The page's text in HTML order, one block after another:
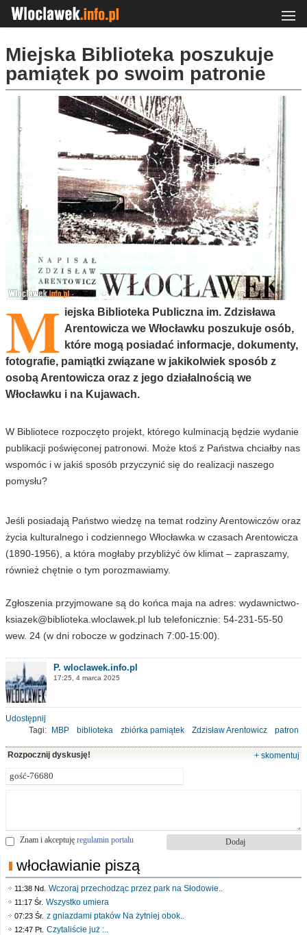
Miejska Biblioteka poszukuje
pamiątek po swoim patronie
M iejska Biblioteka Publiczna im. Zdzisława
Arentowicza we Włocławku poszukuje osób,
które mogą posiadać informacje, dokumenty,
fotografie, pamiątki związane w jakikolwiek sposób z
osobą Arentowicza oraz z jego działalnością we
Włocławku i na Kujawach.
W Bibliotece rozpoczęto projekt, którego kulminacją będzie wydanie
publikacji poświęconej patronowi. Może ktoś z Państwa chciałby nas
wspomóc i w jakiś sposób przyczynić się do realizacji naszego
pomysłu?
Jeśli posiadają Państwo wiedzę na temat rodziny Arentowiczów oraz
życia kulturalnego i codziennego Włocławka w czasach Arentowicza
(1890-1956), a która mogłaby przybliżyć ów klimat – zapraszamy,
również chętnie o tym porozmawiamy.
Zgłoszenia przyjmowane są do końca maja na adres: wydawnictwo-
ksiazek@biblioteka.wloclawek.pl lub telefonicznie: 54-231-55-50
wew. 24 (w dni robocze w godzinach 7:00-15:00).
P. wloclawek.info.pl
17:25, 4 marca 2025
Udostępnij
Tagi:
MBP biblioteka zbiórka pamiątek Zdzisław Arentowicz patron
Rozpocznij dyskusję! + skomentuj
Znam i akceptuję regulamin portalu
włocławianie piszą
11:38 Nd. Wczoraj przechodząc przez park na Słodowie..
11:17 Śr. Wszystko umiera
07:23 Śr. z gniazdami ptaków Na żytniej obok..
12:47 Pt. Czytaliście już :..